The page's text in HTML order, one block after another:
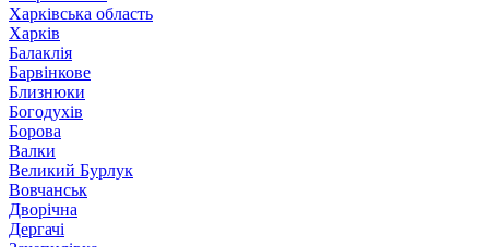
Харківська область
Харків
Балаклія
Барвінкове
Близнюки
Богодухів
Борова
Валки
Великий Бурлук
Вовчанськ
Дворічна
Дергачі